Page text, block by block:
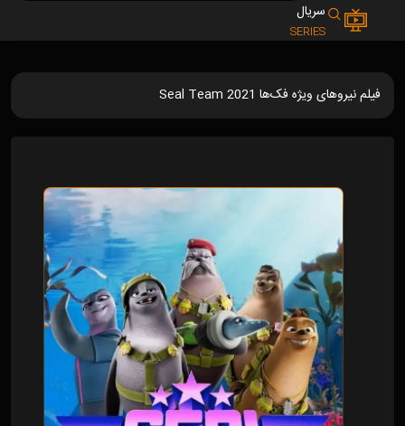
سریال
SERIES
فیلم نیروهای ویژه فک‌ها Seal Team 2021